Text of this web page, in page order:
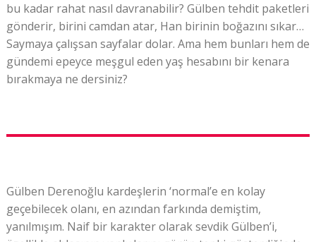
bu kadar rahat nasıl davranabilir? Gülben tehdit paketleri
gönderir, birini camdan atar, Han birinin boğazını sıkar…
Saymaya çalışsan sayfalar dolar. Ama hem bunları hem de
gündemi epeyce meşgul eden yaş hesabını bir kenara
bırakmaya ne dersiniz?
Gülben Derenoğlu kardeşlerin ‘normal’e en kolay
geçebilecek olanı, en azından farkında demiştim,
yanılmışım. Naif bir karakter olarak sevdik Gülben’i,